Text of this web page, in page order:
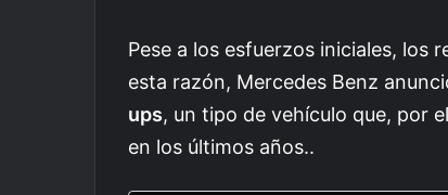
Pese a los esfuerzos iniciales, los
esta razón, Mercedes Benz
ups, un tipo de vehículo que, por
en los últimos años..